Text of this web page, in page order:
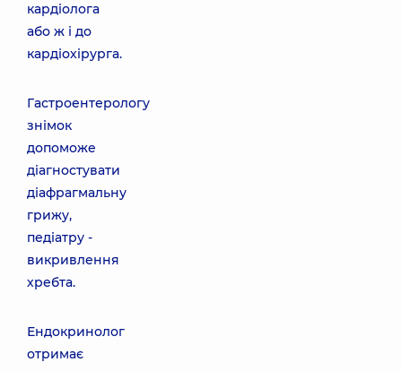
кардіолога
або ж і до
кардіохірурга.
Гастроентерологу
знімок
допоможе
діагностувати
діафрагмальну
грижу,
педіатру -
викривлення
хребта.
Ендокринолог
отримає